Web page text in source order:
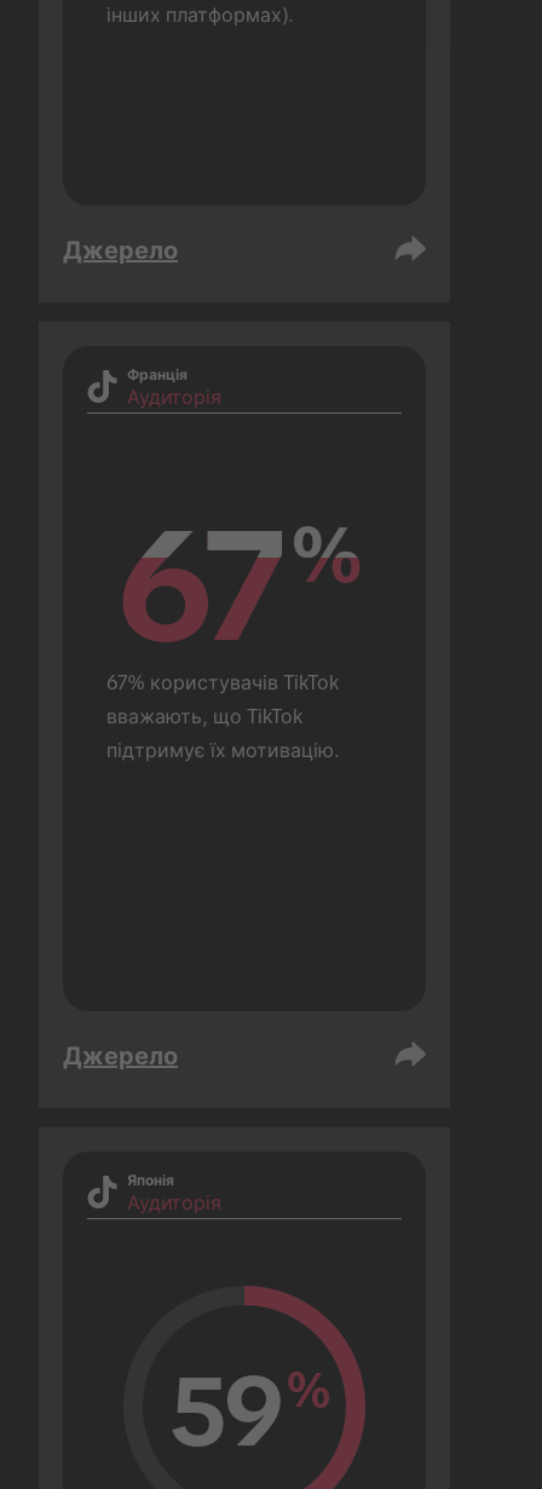
інших платформах).
Джерело
Франція
Аудиторія
67%
67%
67% користувачів TikTok
вважають, що TikTok
підтримує їх мотивацію.
Джерело
Японія
Аудиторія
59%